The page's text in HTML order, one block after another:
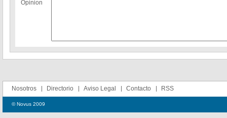
Opinion
Nosotros Directorio Aviso Legal Contacto RSS
© Novus 2009